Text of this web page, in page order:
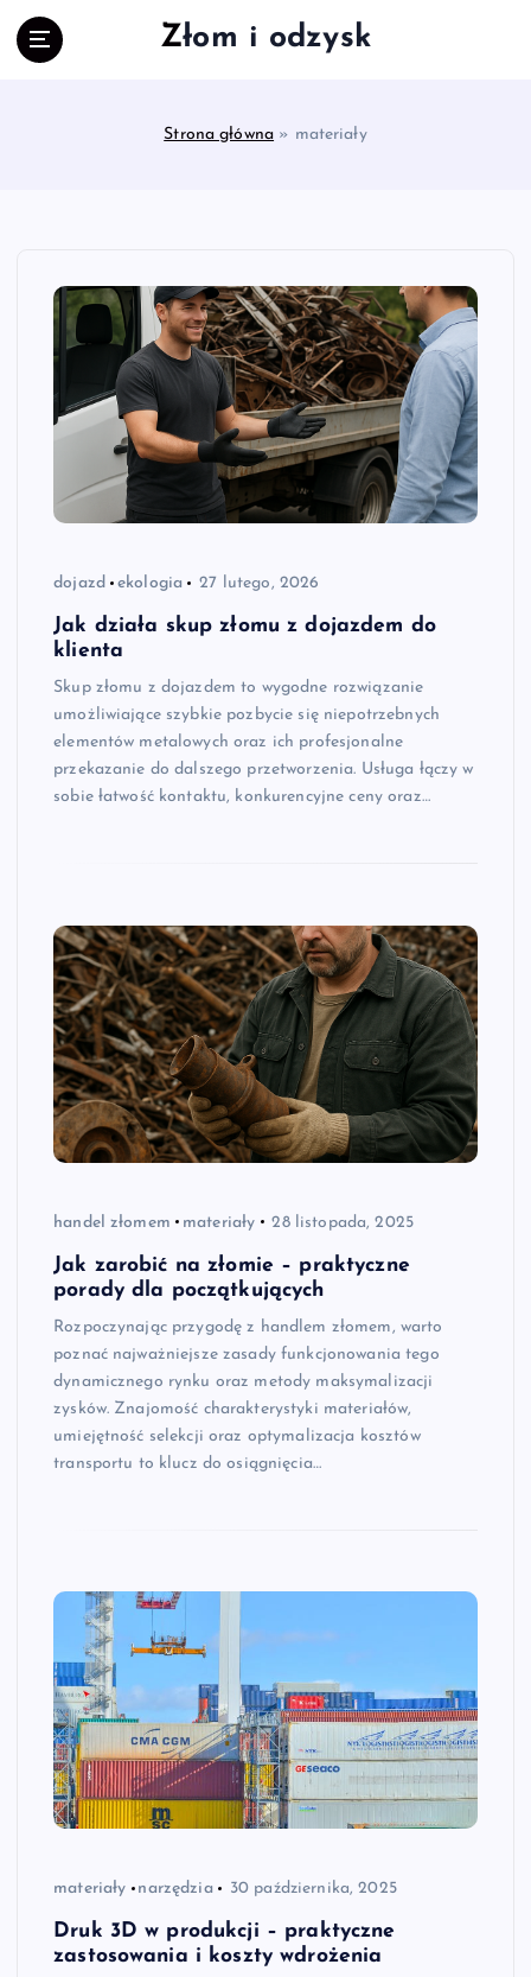
Złom i odzysk
Strona główna » materiały
dojazd ekologia 27 lutego, 2026
Jak działa skup złomu z dojazdem do
klienta
Skup złomu z dojazdem to wygodne rozwiązanie
umożliwiające szybkie pozbycie się niepotrzebnych
elementów metalowych oraz ich profesjonalne
przekazanie do dalszego przetworzenia. Usługa łączy w
sobie łatwość kontaktu, konkurencyjne ceny oraz…
handel złomem materiały 28 listopada, 2025
Jak zarobić na złomie – praktyczne
porady dla początkujących
Rozpoczynając przygodę z handlem złomem, warto
poznać najważniejsze zasady funkcjonowania tego
dynamicznego rynku oraz metody maksymalizacji
zysków. Znajomość charakterystyki materiałów,
umiejętność selekcji oraz optymalizacja kosztów
transportu to klucz do osiągnięcia…
materiały narzędzia 30 października, 2025
Druk 3D w produkcji – praktyczne
zastosowania i koszty wdrożenia